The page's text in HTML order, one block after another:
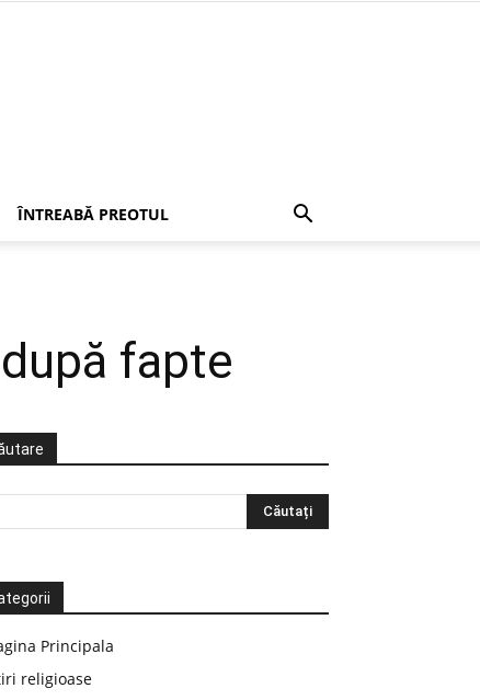
ÎNTREABĂ PREOTUL
fapte
Principala
religioase